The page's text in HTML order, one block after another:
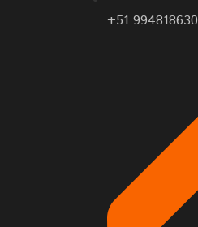
+51 994818630